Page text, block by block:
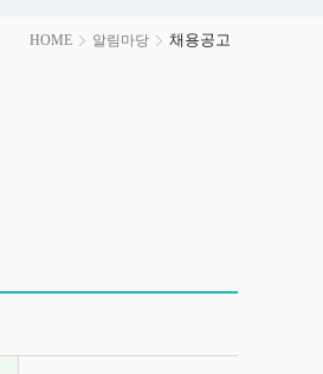
HOME 알림마당 채용공고